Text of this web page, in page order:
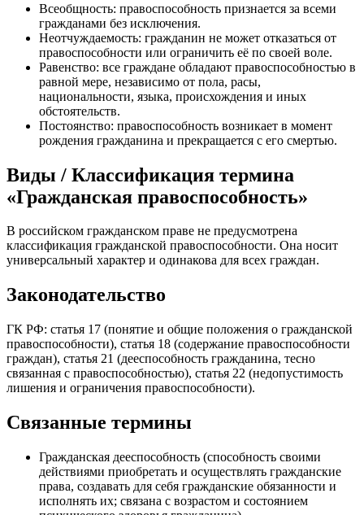
Всеобщность: правоспособность признается за всеми
гражданами без исключения.
Неотчуждаемость: гражданин не может отказаться от
правоспособности или ограничить её по своей воле.
Равенство: все граждане обладают правоспособностью в
равной мере, независимо от пола, расы,
национальности, языка, происхождения и иных
обстоятельств.
Постоянство: правоспособность возникает в момент
рождения гражданина и прекращается с его смертью.
Виды / Классификация термина
«Гражданская правоспособность»
В российском гражданском праве не предусмотрена
классификация гражданской правоспособности. Она носит
универсальный характер и одинакова для всех граждан.
Законодательство
ГК РФ: статья 17 (понятие и общие положения о гражданской
правоспособности), статья 18 (содержание правоспособности
граждан), статья 21 (дееспособность гражданина, тесно
связанная с правоспособностью), статья 22 (недопустимость
лишения и ограничения правоспособности).
Связанные термины
Гражданская дееспособность (способность своими
действиями приобретать и осуществлять гражданские
права, создавать для себя гражданские обязанности и
исполнять их; связана с возрастом и состоянием